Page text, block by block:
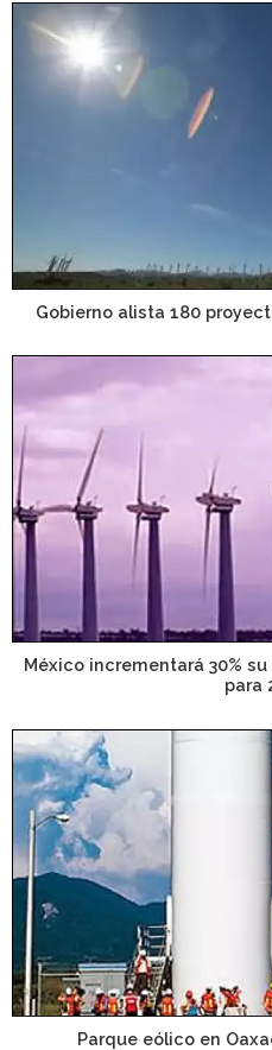
Gobierno alista 180
México incrementará 30%
para
Parque eólico en